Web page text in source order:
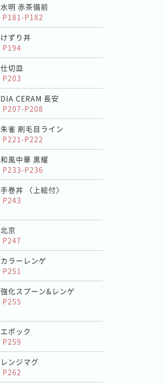
水明 赤茶備前
P181-P182
けずり丼
P194
仕切皿
P203
DIA CERAM 長安
P207-P208
朱雀 刷毛目ライン
P221-P222
和風中華 黒耀
P233-P236
手巻丼 〈上絵付〉
P243
北京
P247
カラーレンゲ
P251
強化スプーン&レンゲ
P255
エポック
P259
レンジマグ
P262